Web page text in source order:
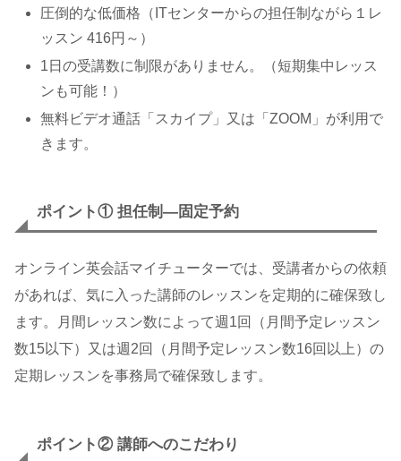
圧倒的な低価格（ITセンターからの担任制ながら１レ
ッスン 416円～）
1日の受講数に制限がありません。（短期集中レッス
ンも可能！）
無料ビデオ通話「スカイプ」又は「ZOOM」が利用で
きます。
ポイント① 担任制―固定予約
オンライン英会話マイチューターでは、受講者からの依頼
があれば、気に入った講師のレッスンを定期的に確保致し
ます。月間レッスン数によって週1回（月間予定レッスン
数15以下）又は週2回（月間予定レッスン数16回以上）の
定期レッスンを事務局で確保致します。
ポイント② 講師へのこだわり